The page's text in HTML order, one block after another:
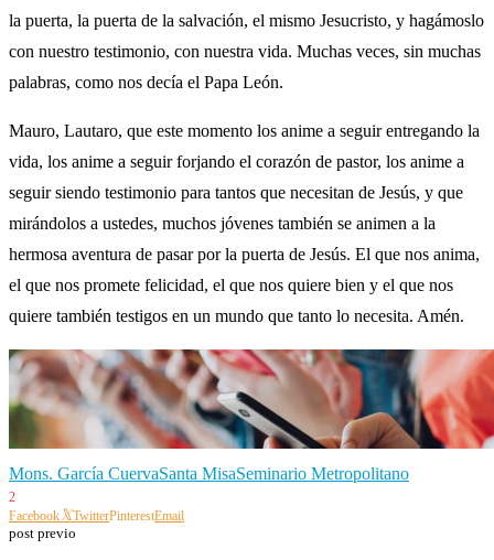
la puerta, la puerta de la salvación, el mismo Jesucristo, y hagámoslo
con nuestro testimonio, con nuestra vida. Muchas veces, sin muchas
palabras, como nos decía el Papa León.
Mauro, Lautaro, que este momento los anime a seguir entregando la
vida, los anime a seguir forjando el corazón de pastor, los anime a
seguir siendo testimonio para tantos que necesitan de Jesús, y que
mirándolos a ustedes, muchos jóvenes también se animen a la
hermosa aventura de pasar por la puerta de Jesús. El que nos anima,
el que nos promete felicidad, el que nos quiere bien y el que nos
quiere también testigos en un mundo que tanto lo necesita. Amén.
Mons. García CuervaSanta MisaSeminario Metropolitano
2
Facebook
TwitterPinterestEmail
post previo